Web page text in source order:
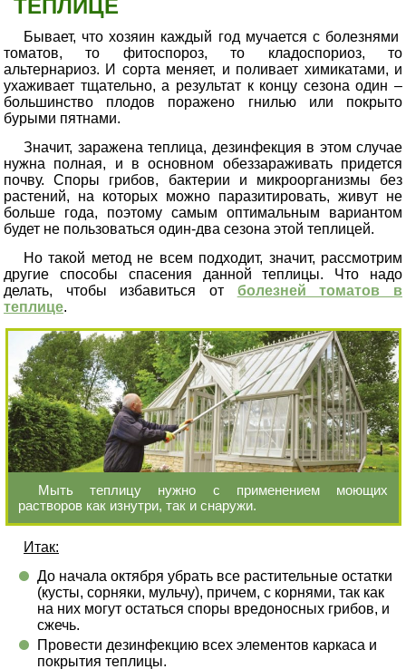
ТЕПЛИЦЕ
Бывает, что хозяин каждый год мучается с болезнями
томатов, то фитоспороз, то кладоспориоз, то
альтернариоз. И сорта меняет, и поливает химикатами, и
ухаживает тщательно, а результат к концу сезона один –
большинство плодов поражено гнилью или покрыто
бурыми пятнами.
Значит, заражена теплица, дезинфекция в этом случае
нужна полная, и в основном обеззараживать придется
почву. Споры грибов, бактерии и микроорганизмы без
растений, на которых можно паразитировать, живут не
больше года, поэтому самым оптимальным вариантом
будет не пользоваться один-два сезона этой теплицей.
Но такой метод не всем подходит, значит, рассмотрим
другие способы спасения данной теплицы. Что надо
делать, чтобы избавиться от болезней томатов в
теплице.
Мыть теплицу нужно с применением моющих
растворов как изнутри, так и снаружи.
Итак:
До начала октября убрать все растительные остатки
(кусты, сорняки, мульчу), причем, с корнями, так как
на них могут остаться споры вредоносных грибов, и
сжечь.
Провести дезинфекцию всех элементов каркаса и
покрытия теплицы.